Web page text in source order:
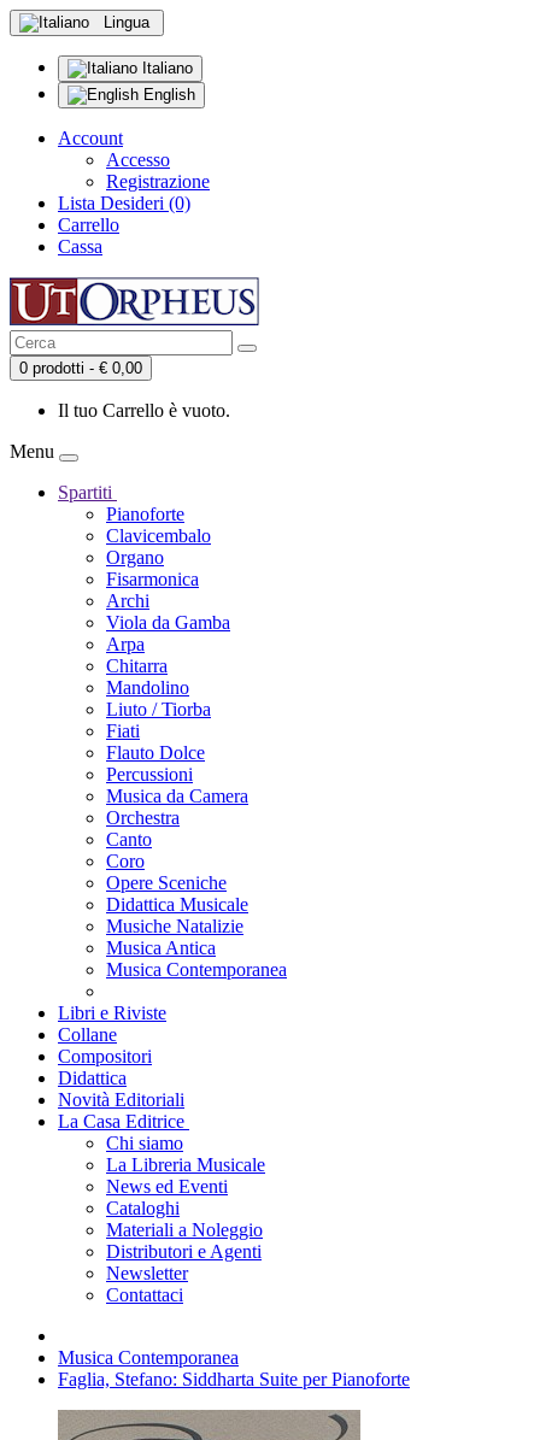
Lingua
Italiano
English
Account
Accesso
Registrazione
Lista Desideri (0)
Carrello
Cassa
0 prodotti - € 0,00
Il tuo Carrello è vuoto.
Menu
Spartiti
Pianoforte
Clavicembalo
Organo
Fisarmonica
Archi
Viola da Gamba
Arpa
Chitarra
Mandolino
Liuto / Tiorba
Fiati
Flauto Dolce
Percussioni
Musica da Camera
Orchestra
Canto
Coro
Opere Sceniche
Didattica Musicale
Musiche Natalizie
Musica Antica
Musica Contemporanea
Libri e Riviste
Collane
Compositori
Didattica
Novità Editoriali
La Casa Editrice
Chi siamo
La Libreria Musicale
News ed Eventi
Cataloghi
Materiali a Noleggio
Distributori e Agenti
Newsletter
Contattaci
Musica Contemporanea
Faglia, Stefano: Siddharta Suite per Pianoforte